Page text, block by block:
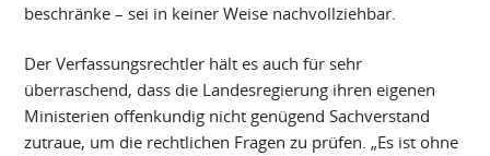
beschränke – sei in keiner Weise nachvollziehbar.
Der Verfassungsrechtler hält es auch für sehr
überraschend, dass die Landesregierung ihren eigenen
Ministerien offenkundig nicht genügend Sachverstand
zutraue, um die rechtlichen Fragen zu prüfen. „Es ist ohne